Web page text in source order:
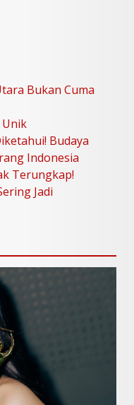
Finalis Stand
Sumatera
Medan dan
yang Wajib
Batak yang
Orang
Bukan Cuma
Budaya
Indonesia
Terungkap!
Jadi